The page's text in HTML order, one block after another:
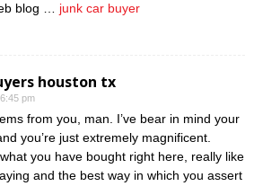
blog … junk car buyer
houston tx
pm
from you, man. I’ve bear in mind your
you’re just extremely magnificent.
you have bought right here, really like
and the best way in which you assert